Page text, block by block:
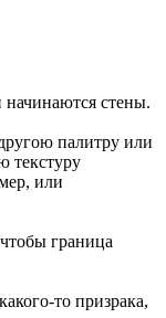
начинаются стены.
палитру или
текстуру
или
граница
то призрака,